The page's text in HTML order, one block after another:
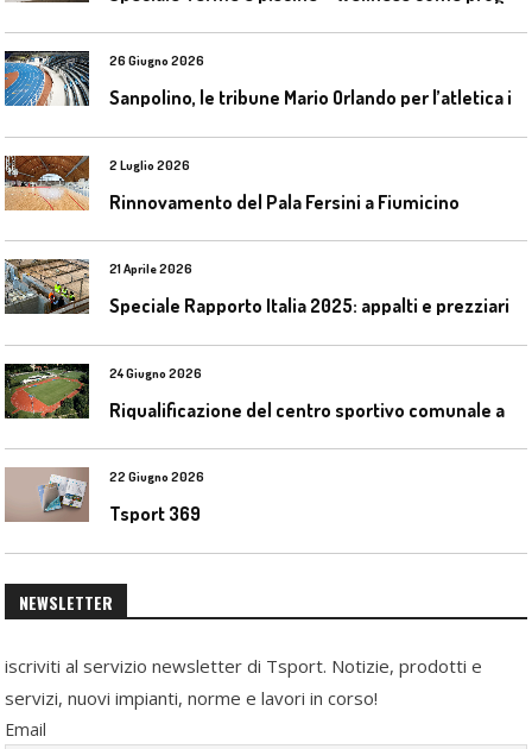
26 Giugno 2026
2 Luglio 2026
Rinnovamento del Pala Fersini a Fiumicino
21 Aprile 2026
Speciale Rapporto Italia 2025: appalti e prezziari
24 Giugno 2026
22 Giugno 2026
Tsport 369
NEWSLETTER
iscriviti al servizio newsletter di Tsport. Notizie, prodotti e
servizi, nuovi impianti, norme e lavori in corso!
Email